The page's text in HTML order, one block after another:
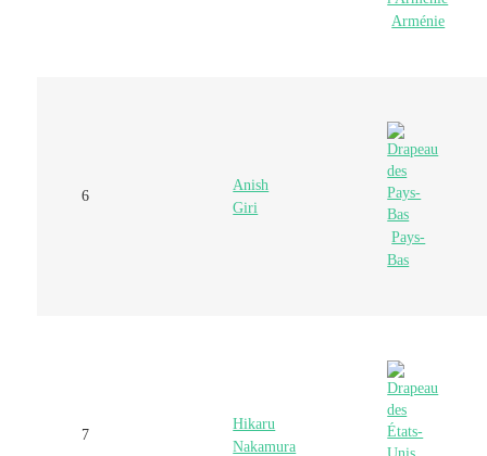
Arménie
6
Anish
Giri
Pays-
Bas
7
Hikaru
Nakamura